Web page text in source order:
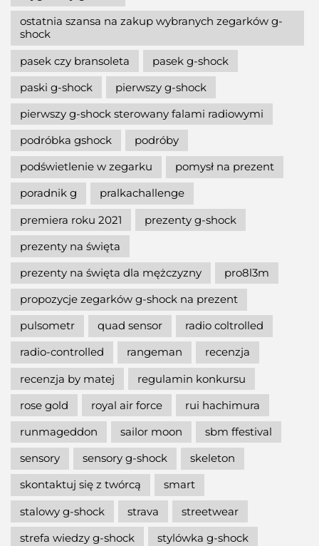
ostatnia szansa na zakup wybranych zegarków g-
shock
pasek czy bransoleta
pasek g-shock
paski g-shock
pierwszy g-shock
pierwszy g-shock sterowany falami radiowymi
podróbka gshock
podróby
podświetlenie w zegarku
pomysł na prezent
poradnik g
pralkachallenge
premiera roku 2021
prezenty g-shock
prezenty na święta
prezenty na święta dla mężczyzny
pro8l3m
propozycje zegarków g-shock na prezent
pulsometr
quad sensor
radio coltrolled
radio-controlled
rangeman
recenzja
recenzja by matej
regulamin konkursu
rose gold
royal air force
rui hachimura
runmageddon
sailor moon
sbm ffestival
sensory
sensory g-shock
skeleton
skontaktuj się z twórcą
smart
stalowy g-shock
strava
streetwear
strefa wiedzy g-shock
stylówka g-shock